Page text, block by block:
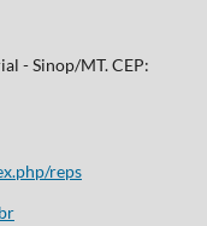
- Sinop/MT. CEP:
reps